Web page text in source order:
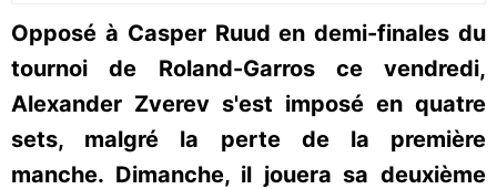
Opposé à Casper Ruud en demi-finales du
tournoi de Roland-Garros ce vendredi,
Alexander Zverev s'est imposé en quatre
sets, malgré la perte de la première
manche. Dimanche, il jouera sa deuxième